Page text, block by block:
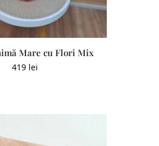
Mare cu Flori Mix
419 lei